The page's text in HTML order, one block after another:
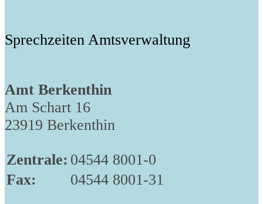
Sprechzeiten Amtsverwaltung
Amt Berkenthin
Am Schart 16
23919 Berkenthin
Zentrale: 04544 8001-0
Fax:
04544 8001-31